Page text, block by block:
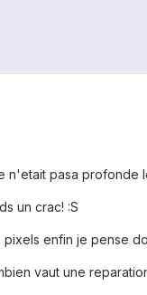
n'etait pasa profonde
un crac! :S
enfin je pense
vaut une